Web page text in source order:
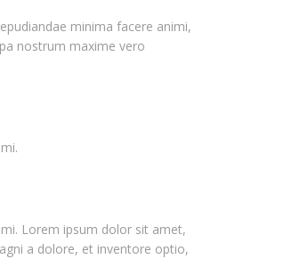
minima facere animi,
nostrum maxime vero
Lorem ipsum dolor sit amet,
a dolore, et inventore optio,